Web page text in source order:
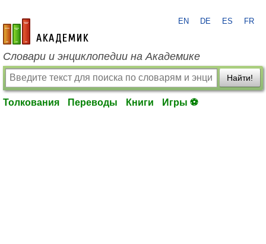
academic.ru
EN DE ES FR
Словари и энциклопедии на Академике
Найти!
Толкования Переводы Книги Игры ⚽